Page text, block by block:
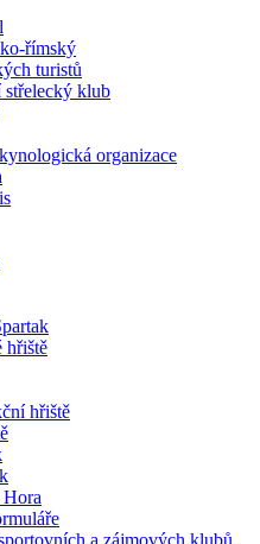
římský
turistů
střelecký klub
organizace
hřiště
hřiště
a zájmových klubů